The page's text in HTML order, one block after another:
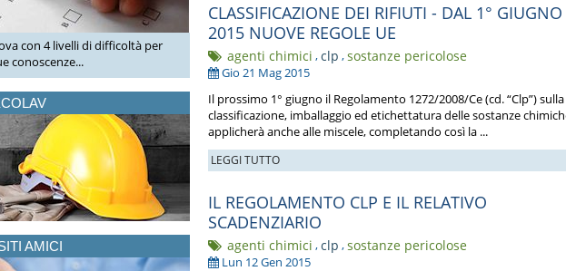
con 4 livelli di difficoltà per
conoscenze...
AMICI
CLASSIFICAZIONE DEI RIFIUTI - DAL 1° GIUGNO
2015 NUOVE REGOLE UE
agenti chimici ,clp ,sostanze pericolose
Gio 21 Mag 2015
Il prossimo 1° giugno il Regolamento 1272/2008/Ce (cd. “Clp”) sulla
classificazione, imballaggio ed etichettatura delle sostanze
applicherà anche alle miscele, completando così la ...
LEGGI TUTTO
IL REGOLAMENTO CLP E IL RELATIVO
SCADENZIARIO
agenti chimici ,clp ,sostanze pericolose
Lun 12 Gen 2015